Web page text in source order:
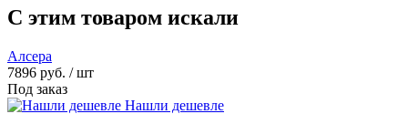
C этим товаром искали
Алсера
7896 руб. / шт
Под заказ
Нашли дешевле